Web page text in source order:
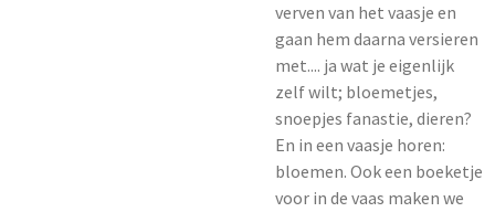
verven van het vaasje en
gaan hem daarna versieren
met.... ja wat je eigenlijk
zelf wilt; bloemetjes,
snoepjes fanastie, dieren?
En in een vaasje horen:
bloemen. Ook een boeketje
voor in de vaas maken we